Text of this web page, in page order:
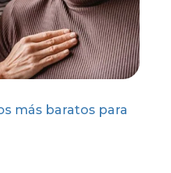
más baratos para